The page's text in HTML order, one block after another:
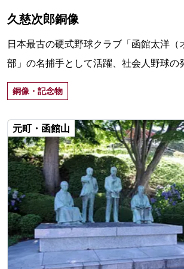
久慈次郎銅像
日本最古の硬式野球クラブ「函館太洋（
部」の名捕手として活躍、社会人野球の
碑は39回忌の1977（昭和52年）、ゆかり
銅像・記念物
元町・函館山